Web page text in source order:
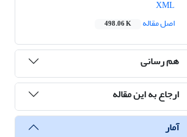
اصل مقاله
498.06 K
هم رسانی
ارجاع به این مقاله
آمار